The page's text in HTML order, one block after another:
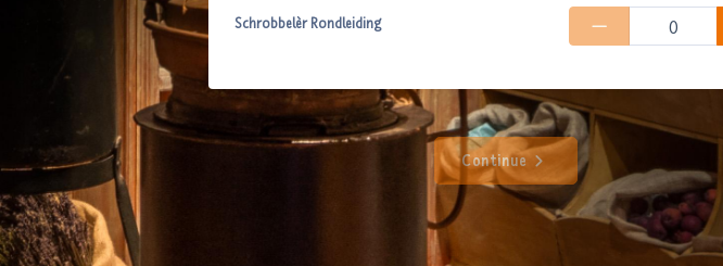
Schrobbelèr Rondleiding
Continue